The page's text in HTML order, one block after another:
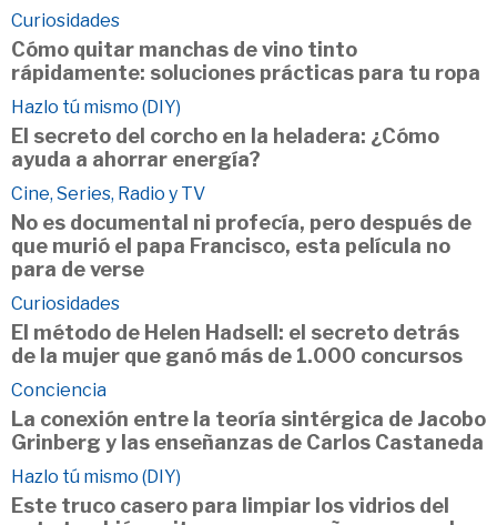
Curiosidades
Cómo quitar manchas de vino tinto
rápidamente: soluciones prácticas para tu ropa
Hazlo tú mismo (DIY)
El secreto del corcho en la heladera: ¿Cómo
ayuda a ahorrar energía?
Cine, Series, Radio y TV
No es documental ni profecía, pero después de
que murió el papa Francisco, esta película no
para de verse
Curiosidades
El método de Helen Hadsell: el secreto detrás
de la mujer que ganó más de 1.000 concursos
Conciencia
La conexión entre la teoría sintérgica de Jacobo
Grinberg y las enseñanzas de Carlos Castaneda
Hazlo tú mismo (DIY)
Este truco casero para limpiar los vidrios del